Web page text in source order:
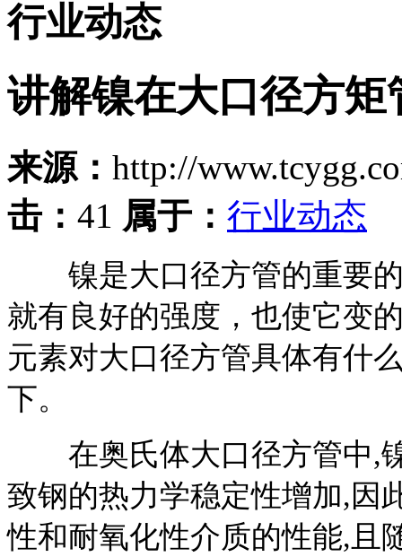
行业动态
讲解镍在大口径方
来源： http://
击： 41 属于： 行业动态
镍是大口径方管的重要的
就有良好的强度，也使它变
元素对大口径方管具体有什
下。
在奥氏体大口径方管中,镍
致钢的热力学稳定性增加,因
性和耐氧化性介质的性能,且